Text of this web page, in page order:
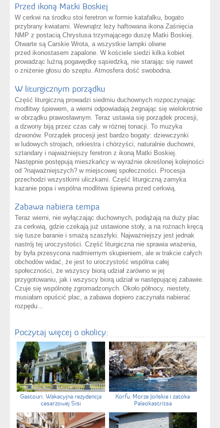
Przed ikoną Matki Boskiej
W cerkwi na środku stoi feretron w formie katafalku, bogato
przybrany kwiatami. Wewnątrz leży haftowana ikona Zaśnięcia
NMP z postacią Chrystusa trzymającego duszę Matki Boskiej.
Otwarte są Carskie Wrota, a wszystkie lampki oliwne
przed ikonostasem zapalone. W kościele siedzi kilka kobiet
prowadząc luźną pogawędkę sąsiedzką, nie starając się nawet
o zniżenie głosu do szeptu. Atmosfera dość swobodna.
W liturgicznym porządku
Część liturgiczną prowadzi siedmiu duchownych rozpoczynając
modlitwy śpiewem, a wierni odpowiadają żegnając się wielokrotnie
w obrządku prawosławnym. Teraz ustawia się porządek procesji,
a dzwony biją przez czas cały w różnej tonacji. To muzyka
dzwonów. Porządek procesji jest bardzo bogaty: dziewczynki
w ludowych strojach, orkiestra i chórzyści, naturalnie duchowni,
sztandary i najważniejszy feretron z ikoną Matki Boskiej.
Następnie postępują mieszkańcy w wyraźnie określonej kolejności
od ?najważniejszych? w miejscowej społeczności. Procesja
przechodzi wszystkimi uliczkami. Część liturgiczną zamyka
kazanie popa i wspólna modlitwa śpiewna przed cerkwią.
Zabawa nabiera tempa
Teraz wierni, nie wyłączając duchownych, podążają na duży plac
za cerkwią, gdzie czekają już ustawione stoły, a na rożnach kręcą
się tusze baranie i smażą szaszłyki. Najważniejszy jest jednak
nastrój tej uroczystości. Część liturgiczna nie sprawia wrażenia,
by była przesycona nadmiernym skupieniem, ale w trakcie całych
obchodów widać, że jest to uroczystość wspólna całej
społeczności, że wszyscy biorą udział zarówno w jej
przygotowaniu, jak i wszyscy biorą udział w następującej zabawie.
Czuje się wspólnotę zgromadzonych. Około północy, niestety,
musiałam opuścić plac, a zabawa dopiero zaczynała nabierać
rozpędu…
Poczytaj więcej o okolicy:
Gastouri. Wakacyjna rezydencja
cesarzowej Sisi
Korfu. Morze Jońskie i zatoka
Paleokastritsa